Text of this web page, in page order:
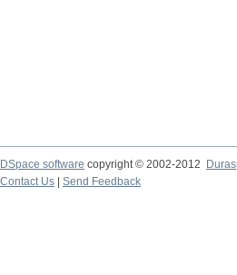
DSpace software copyright © 2002-2012
Contact Us
Send Feedback